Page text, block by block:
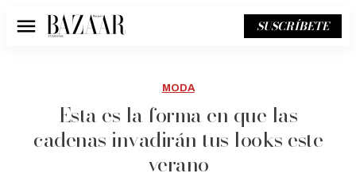
Menú SUSCRÍBETE
MODA
Esta es la forma en que las
cadenas invadirán tus looks este
verano